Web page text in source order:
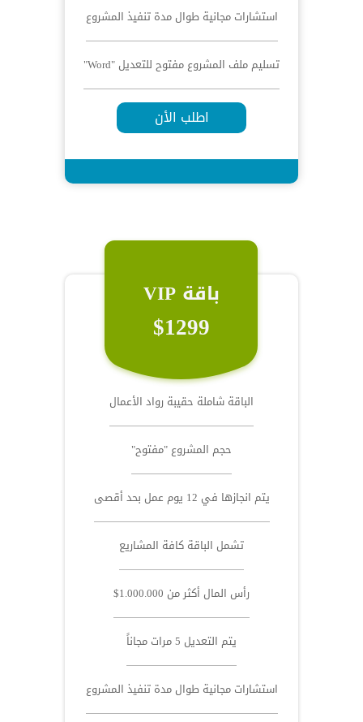
استشارات مجانية طوال مدة تنفيذ المشروع
تسليم ملف المشروع مفتوح للتعديل "Word"
اطلب الأن
باقة VIP
$1299
الباقة شاملة حقيبة رواد الأعمال
حجم المشروع "مفتوح"
يتم انجازها في 12 يوم عمل بحد أقصى
تشمل الباقة كافة المشاريع
رأس المال أكثر من 1.000.000$
يتم التعديل 5 مرات مجاناً
استشارات مجانية طوال مدة تنفيذ المشروع